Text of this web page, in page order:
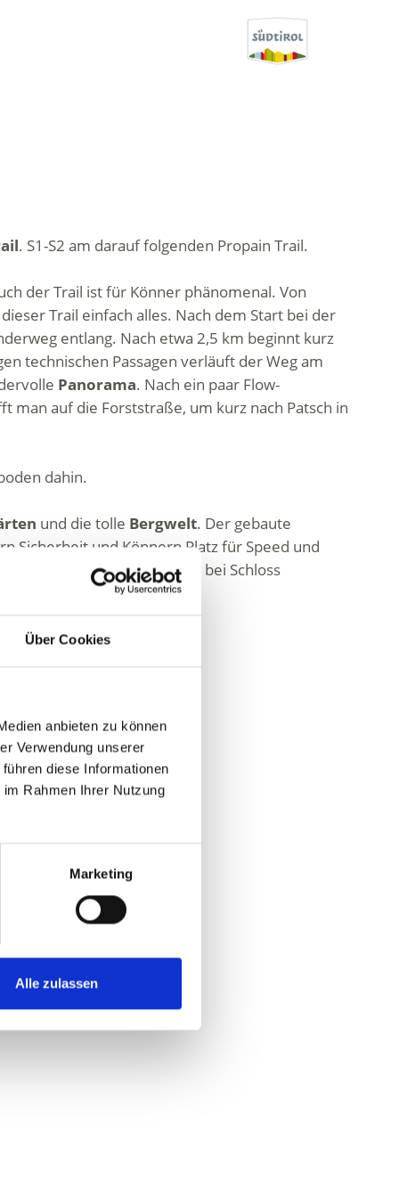
Über Cookies
anbieten zu können
Verwendung unserer
diese Informationen
Rahmen Ihrer Nutzung
Marketing
Alle zulassen
. S1-S2 am darauf folgenden Propain Trail.
der Trail ist für Könner phänomenal. Von
Trail einfach alles. Nach dem Start bei der
entlang. Nach etwa 2,5 km beginnt kurz
technischen Passagen verläuft der Weg am
Panorama. Nach ein paar Flow-
man auf die Forststraße, um kurz nach Patsch in
dahin.
und die tolle Bergwelt. Der gebaute
Sicherheit und Könnern Platz für Speed und
mit Aussicht im Fisolgut bei Schloss
vorbehalten!